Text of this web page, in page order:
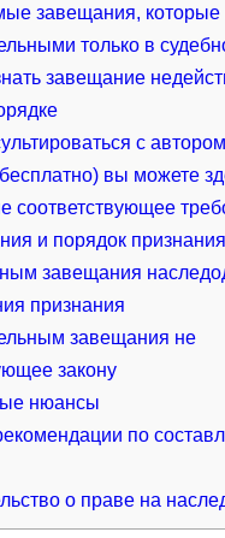
завещания, которые
только в
завещание
с
вы можете
соответствующее
и порядок признания
завещания
признания
завещания не
закону
нюансы
по
о праве на